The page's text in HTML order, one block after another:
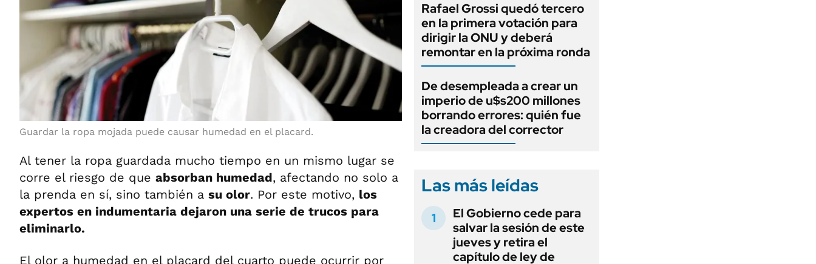
Guardar la ropa mojada puede causar humedad en el placard.
Al tener la ropa guardada mucho tiempo en un mismo lugar se
corre el riesgo de que absorban humedad, afectando no solo a
la prenda en sí, sino también a su olor. Por este motivo, los
expertos en indumentaria dejaron una serie de trucos para
eliminarlo.
El olor a humedad en el placard del cuarto puede ocurrir por
Rafael Grossi quedó tercero
en la primera votación para
dirigir la ONU y deberá
remontar en la próxima ronda
De desempleada a crear un
imperio de u$s200 millones
borrando errores: quién fue
la creadora del corrector
Las más leídas
El Gobierno cede para
salvar la sesión de este
jueves y retira el
capítulo de ley de